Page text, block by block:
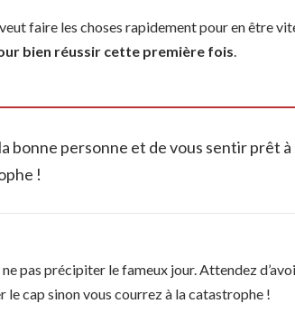
faire les choses rapidement pour en être
bien réussir cette première fois.
bonne personne et de vous sentir prêt à
!
pas précipiter le fameux jour. Attendez
le cap sinon vous courrez à la catastrophe !